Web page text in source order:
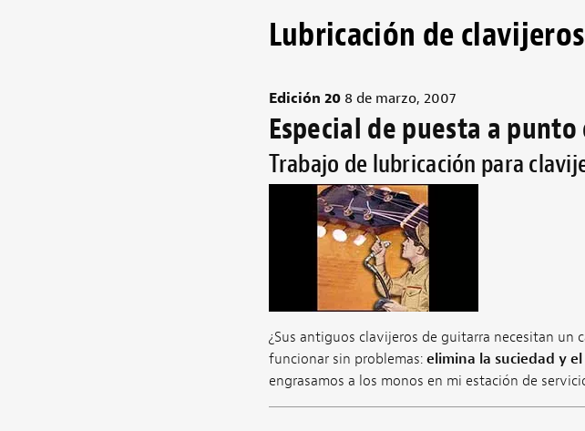
Lubricación de
Edición 208 de marzo, 2007
Especial de puesta a punto
Trabajo de lubricación para
¿Sus antiguos clavijeros de guitarra necesitan un
funcionar sin problemas: elimina la suciedad y
engrasamos a los monos en mi estación de